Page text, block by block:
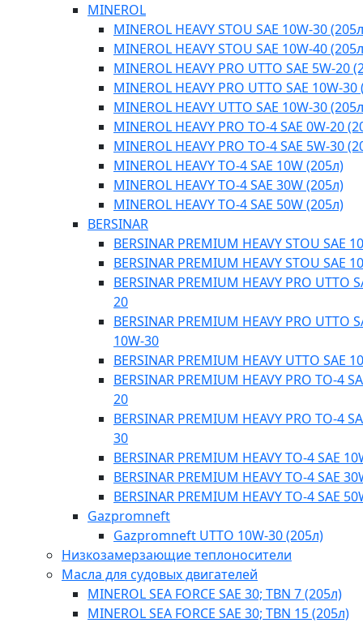
MINEROL
MINEROL HEAVY STOU SAE 10W-30
MINEROL HEAVY STOU SAE 10W-40
MINEROL HEAVY PRO UTTO SAE 5W-20
MINEROL HEAVY PRO UTTO SAE 10W-30
MINEROL HEAVY UTTO SAE 10W-30
MINEROL HEAVY PRO TO-4 SAE 0W-20
MINEROL HEAVY PRO TO-4 SAE 5W-30
MINEROL HEAVY TO-4 SAE 10W (205л)
MINEROL HEAVY TO-4 SAE 30W (205л)
MINEROL HEAVY TO-4 SAE 50W (205л)
BERSINAR
BERSINAR PREMIUM HEAVY STOU SAE
BERSINAR PREMIUM HEAVY STOU SAE
BERSINAR PREMIUM HEAVY PRO UTTO
20
BERSINAR PREMIUM HEAVY PRO UTTO
10W-30
BERSINAR PREMIUM HEAVY UTTO SAE
BERSINAR PREMIUM HEAVY PRO TO-4
20
BERSINAR PREMIUM HEAVY PRO TO-4
30
BERSINAR PREMIUM HEAVY TO-4 SAE
BERSINAR PREMIUM HEAVY TO-4 SAE
BERSINAR PREMIUM HEAVY TO-4 SAE
Gazpromneft
Gazpromneft UTTO 10W-30 (205л)
Низкозамерзающие теплоносители
Масла для судовых двигателей
MINEROL SEA FORCE SAE 30; TBN 7 (205л)
MINEROL SEA FORCE SAE 30; TBN 15 (205л)